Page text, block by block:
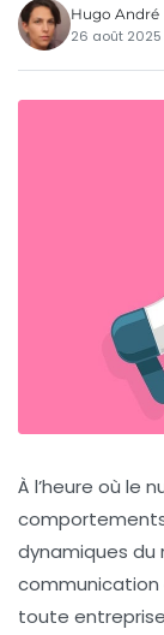
Hugo André
26 août 2025
À l’heure où le
dynamiques du
toute